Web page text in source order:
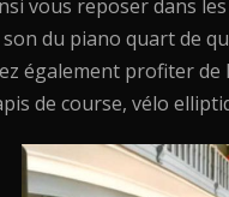
vous reposer dans
du piano quart de
également profiter de
de course, vélo